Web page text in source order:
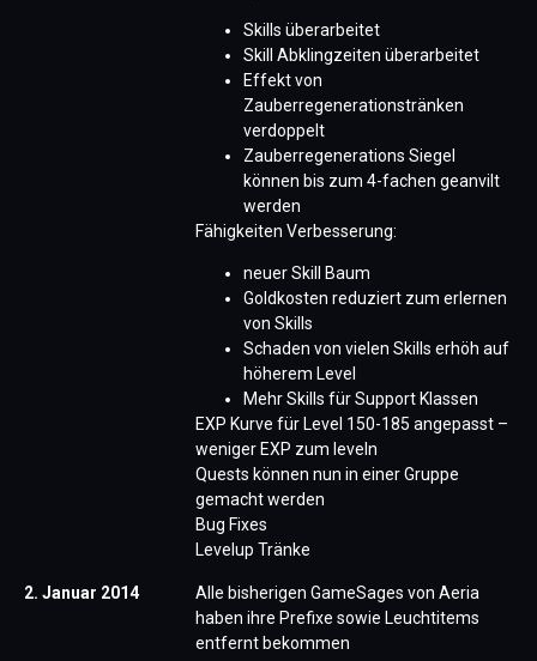
Skills überarbeitet
Skill Abklingzeiten überarbeitet
Effekt von
Zauberregenerationstränken
verdoppelt
Zauberregenerations Siegel
können bis zum 4-fachen geanvilt
werden
Fähigkeiten Verbesserung:
neuer Skill Baum
Goldkosten reduziert zum erlernen
von Skills
Schaden von vielen Skills erhöh auf
höherem Level
Mehr Skills für Support Klassen
EXP Kurve für Level 150-185 angepasst –
weniger EXP zum leveln
Quests können nun in einer Gruppe
gemacht werden
Bug Fixes
Levelup Tränke
2. Januar 2014
Alle bisherigen GameSages von Aeria
haben ihre Prefixe sowie Leuchtitems
entfernt bekommen